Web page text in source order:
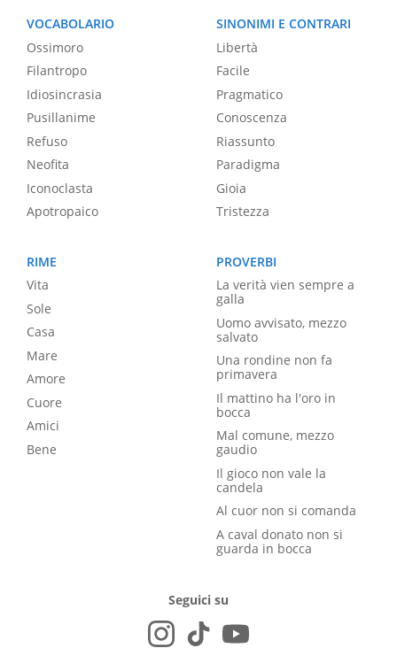
VOCABOLARIO
Ossimoro
Filantropo
Idiosincrasia
Pusillanime
Refuso
Neofita
Iconoclasta
Apotropaico
SINONIMI E CONTRARI
Libertà
Facile
Pragmatico
Conoscenza
Riassunto
Paradigma
Gioia
Tristezza
RIME
Vita
Sole
Casa
Mare
Amore
Cuore
Amici
Bene
PROVERBI
La verità vien sempre a
galla
Uomo avvisato, mezzo
salvato
Una rondine non fa
primavera
Il mattino ha l'oro in
bocca
Mal comune, mezzo
gaudio
Il gioco non vale la
candela
Al cuor non si comanda
A caval donato non si
guarda in bocca
Seguici su